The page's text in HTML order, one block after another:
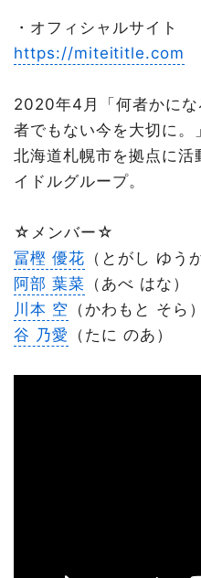
・オフィシャルサイト
https://miteititle.com
2020年4月「何者かに
者でもない今を大切に。
北海道札幌市を拠点に
イドルグループ。
☆メンバー☆
冨樫 優花 （とがし ゆう
阿部 葉菜 （あべ はな）
川本 空 （かわもと そら）
谷 乃愛 （たに のあ）